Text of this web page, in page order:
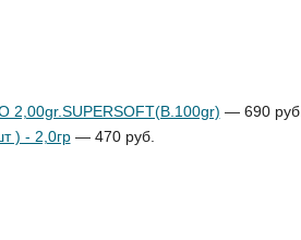
2,00gr.SUPERSOFT(B.100gr) — 690 руб.
) - 2,0гр— 470 руб.